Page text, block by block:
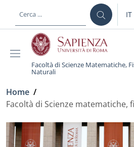
al contenuto principale
IT
Facoltà di Scienze Matematiche,
Naturali
Briciole di pane
Home /
Facoltà di Scienze matematiche,
Facoltà di